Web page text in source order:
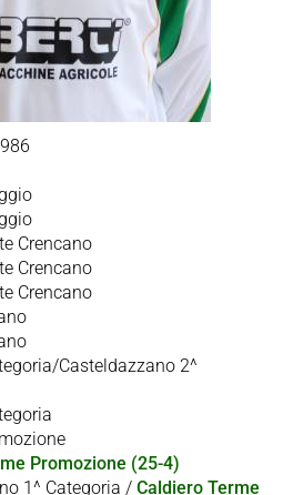
Crencano
Crencano
Crencano
Casteldazzano 2^
Promozione (25-4)
1^ Categoria / Caldiero Terme